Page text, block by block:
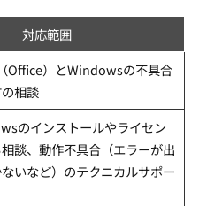
対応範囲
Office）とWindowsの不具合
相談
のインストールやライセン
談、動作不具合（エラーが出
いなど）のテクニカルサポー